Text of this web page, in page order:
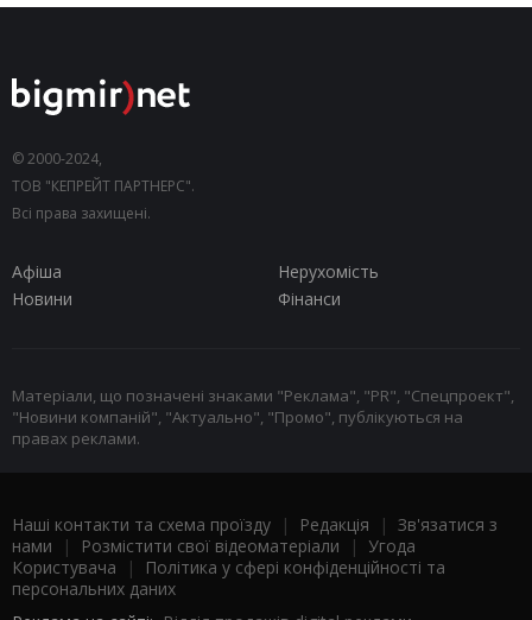
© 2000-2024,
ТОВ "КЕПРЕЙТ ПАРТНЕРС".
Всі права захищені.
Афіша
Нерухомість
Новини
Фінанси
Матеріали, що позначені знаками "Реклама", "PR", "Спецпроект",
"Новини компаній", "Актуально", "Промо", публікуються на
правах реклами.
Наші контакти та схема проїзду | Редакція | Зв'язатися з
нами | Розмістити свої відеоматеріали | Угода
Користувача |
Політика у сфері конфіденційності та
персональних даних